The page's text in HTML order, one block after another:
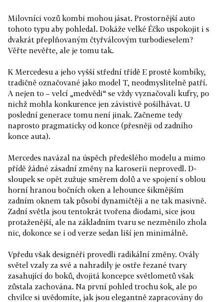
Milovníci vozů kombi mohou jásat. Prostornější auto
tohoto typu aby pohledal. Dokáže velké Éčko uspokojit i s
dvakrát přeplňovaným čtyřválcovým turbodieselem?
Věřte nevěřte, ale je tomu tak.
K Mercedesu a jeho vyšší střední třídě E prostě kombíky,
tradičně označované jako model T, neodmyslitelně patří.
A nejen to – velcí „medvědi“ se vždy vyznačovali kufry, po
nichž mohla konkurence jen závistivě pošilhávat. U
poslední generace tomu není jinak. Začneme tedy
naprosto pragmaticky od konce (přesněji od zadního
konce auta).
Mercedes navázal na úspěch předešlého modelu a mimo
přídě žádné zásadní změny na karoserii neprovedl. D-
sloupek se opět zužuje směrem dolů a ve spojení s oblou
horní hranou bočních oken a lehounce šikmějším
zadním oknem tak působí dynamičtěji a ne tak masivně.
Zadní světla jsou tentokrát tvořena diodami, sice jsou
protaženější, ale na základním tvaru se nezměnilo zhola
nic, dokonce se i od verze sedan liší jen minimálně.
Vpředu však designéři provedli radikální změny. Ovály
světel vzaly za své a nahradily je ostře řezané tvary
zasahující do boků, dvojitá koncepce světlometů však
zůstala zachována. Na první pohled trochu šok, ale po
chvilce si uvědomíte, jak jsou elegantně zapracovány do